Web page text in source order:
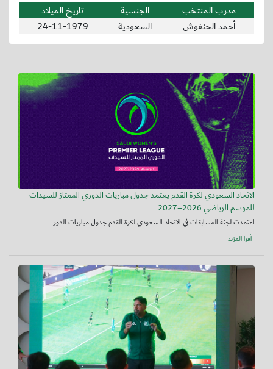
مدرب المنتخب
الجنسية
تاريخ الميلاد
أحمد الحنفوش
السعودية 24-11-1979
الاتحاد السعودي لكرة القدم يعتمد جدول مباريات الدوري الممتاز للسيدات
للموسم الرياضي 2026–2027
اعتمدت لجنة المسابقات في الاتحاد السعودي لكرة القدم جدول مباريات الدور...
أقرأ المزيد